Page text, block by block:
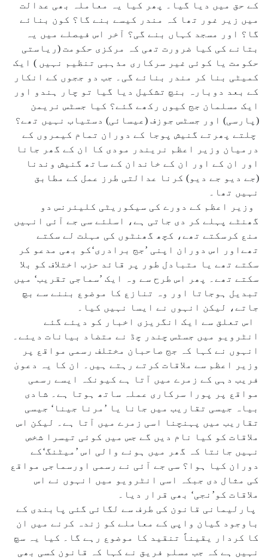
کے حق میں دیا گیا۔ پھر کیا یہ معاملہ بھی عدالت
میں زیر غور تھا کہ مندر کیسے بنے گا؟ کون بنائے
گا؟ اور مسجد کہاں بنے گی؟ آخر اس فیصلے میں یہ
بتانے کی کیا ضرورت تھی کہ مرکزی حکومت (ریاستی
حکومت یا کوئی غیر سرکاری مذہبی تنظیم نہیں ) ایک
کمیٹی بنا کر مندر بنائے گی۔ جب دو ججوں کے انکار
کے بعد دوبارہ بنچ تشکیل دیا گیا تو چار ہندو اور
ایک مسلمان جج کیوں رکھے گئے؟ کیا جسٹس نریمن
(پارسی) اور جسٹس جوزف (عیسائی) دستیاب نہیں تھے؟
چلتے پھرتے گنیش پوجا کے دوران تمام کیمروں کے
درمیان وزیر اعظم نریندر مودی کا ان کے گھر جانا
اور ان کے اور ان کے خاندان کے ساتھ گنیش وندنا
(جے دیو جے دیو) کرنا عدالتی طرز عمل کے مطابق
نہیں تھا۔
وزیر اعظم کے دورے کی سیکوریٹی کلیئرنس دو
گھنٹے پہلے کر دی جاتی ہے، اسلئے سی جے آئی انہیں
منع کرسکتے تھے، کچھ گھنٹوں کی مہلت لے سکتے
تھےاور اس دوران اپنی ’جج برادری‘کو بھی مدعو کر
سکتے تھے یا متبادل طور پر قائد حزب اختلاف کو بلا
سکتے تھے۔ پھر اس طرح سے وہ ایک ’سماجی تقریب‘ میں
تبدیل ہوجاتا اور وہ تنازع کا موضوع بننے سے بچ
جاتے، لیکن انہوں نے ایسا نہیں کیا۔
اس تعلق سے ایک انگریزی اخبار کو دیئے گئے
انٹرویو میں جسٹس چندر چڈ نے متضاد بیانات دیئے۔
انہوں نے کہا کہ جج صاحبان مختلف رسمی مواقع پر
وزیر اعظم سے ملاقات کرتے رہتے ہیں۔ ان کا یہ دعویٰ
فریب دہی کے زمرے میں آتا ہے کیونکہ ایسے رسمی
مواقع پر پورا سرکاری عملہ ساتھ ہوتا ہے۔ شادی
بیاہ جیسی تقاریب میں جانا یا ’مرنا جینا‘ جیسی
تقاریب میں پہنچنا اسی زمرے میں آتا ہے۔ لیکن اس
ملاقات کو کیا نام دیں گے جس میں کوئی تیسرا شخص
نہیں جانتا کہ گھر میں ہونے والی اس ’میٹنگ‘کے
دوران کیا ہوا؟ سی جے آئی نے رسمی اورسماجی مواقع
کی مثال دی جبکہ اسی انٹرویو میں انہوں نے اس
ملاقات کو’نجی‘ بھی قرار دیا۔
پارلیمانی قانون کی طرف سے لگائی گئی پابندی کے
باوجود گیان واپی کے معاملے کو زندہ کرنے میں ان
کا کردار یقیناً تنقید کا موضوع رہے گا۔ کیا یہ سچ
نہیں ہے کہ جب مسلم فریق نے کہا کہ قانون کسی بھی